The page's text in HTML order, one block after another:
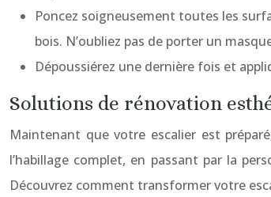
Poncez soigneusement toutes les
bois. N’oubliez pas de porter un
Dépoussiérez une dernière fois et
Solutions de rénovation
Maintenant que votre escalier est
l’habillage complet, en passant par la
Découvrez comment transformer votre